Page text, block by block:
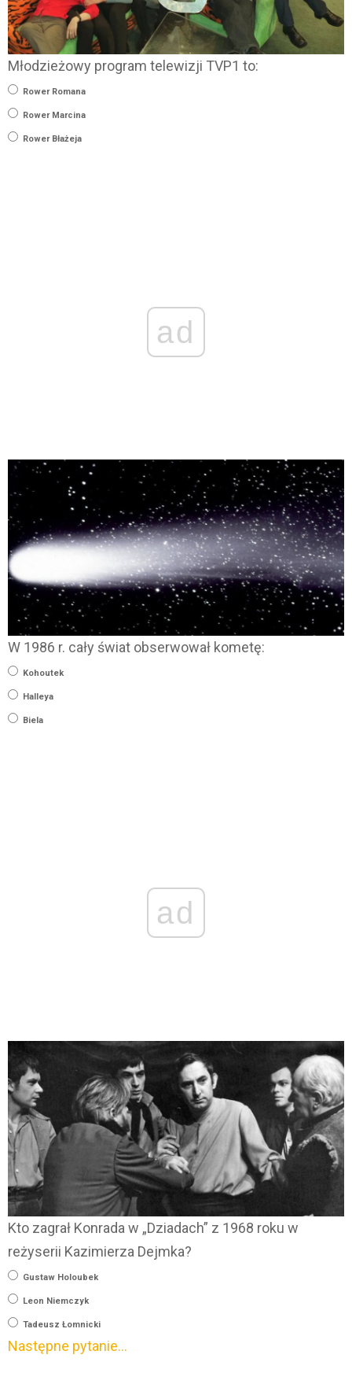
Młodzieżowy program telewizji TVP1 to:
Rower Romana
Rower Marcina
Rower Błażeja
ad
W 1986 r. cały świat obserwował kometę:
Kohoutek
Halleya
Biela
ad
Kto zagrał Konrada w „Dziadach” z 1968 roku w
reżyserii Kazimierza Dejmka?
Gustaw Holoubek
Leon Niemczyk
Tadeusz Łomnicki
Następne pytanie…